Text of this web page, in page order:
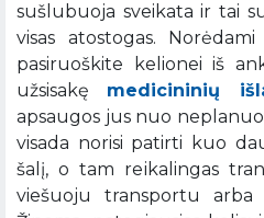
sušlubuoja sveikata ir tai
visas atostogas.
pasiruoškite kelionei iš
užsisakę medicininių
apsaugos jus nuo
visada norisi patirti kuo
šalį, o tam reikalingas
viešuoju transportu